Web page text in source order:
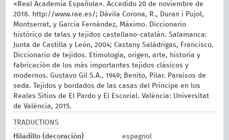
«Real Academia Española». Accedido 20 de noviembre de
2018. http://www.rae.es/; Dávila Corona, R., Duran i Pujol,
Montserrat, y García Fernández, Máximo. Diccionario
histórico de telas y tejidos castellano-catalán. Salamanca:
Junta de Castilla y León, 2004; Castany Saládrigas, Francisco.
Diccionario de tejidos. Etimología, origen, arte, historia y
fabricación de los más importantes tejidos clásicos y
modernos. Gustavo Gil S.A., 1949; Benito, Pilar. Paraísos de
seda. Tejidos y bordados de las casas del Príncipe en los
Reales Sitios de El Pardo y El Escorial. València: Universitat
de València, 2015.
TRADUCTIONS
Hiladillo (decoración)
espagnol